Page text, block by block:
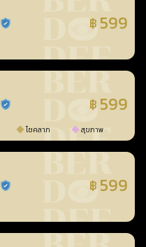
ร้านยืนยันแล้ว ฿ 599
ร้านยืนยันแล้ว ฿ 599
โชคลาภ สุขภาพ
ร้านยืนยันแล้ว ฿ 599